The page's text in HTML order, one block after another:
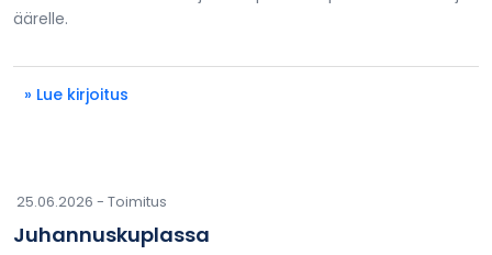
äärelle.
» Lue kirjoitus
25.06.2026 - Toimitus
Juhannuskuplassa